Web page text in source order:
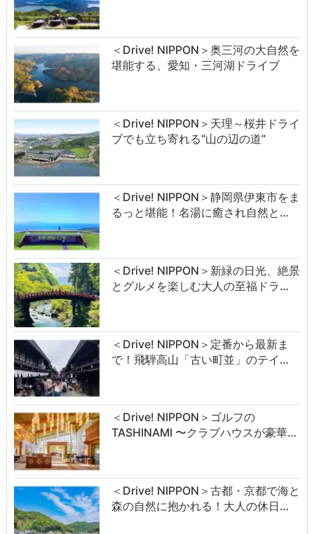
＜Drive! NIPPON＞奥三河の大自然を
堪能する、愛知・三河湖ドライブ
＜Drive! NIPPON＞天理～桜井ドライ
ブでも立ち寄れる“山の辺の道”
＜Drive! NIPPON＞静岡県伊東市をま
るっと堪能！名湯に癒され自然と…
＜Drive! NIPPON＞新緑の日光、絶景
とグルメを楽しむ大人の至福ドラ…
＜Drive! NIPPON＞定番から最新ま
で！飛騨高山「古い町並」のテイ…
＜Drive! NIPPON＞ゴルフの
TASHINAMI 〜クラブハウスが豪華…
＜Drive! NIPPON＞古都・京都で海と
森の自然に抱かれる！大人の休日…